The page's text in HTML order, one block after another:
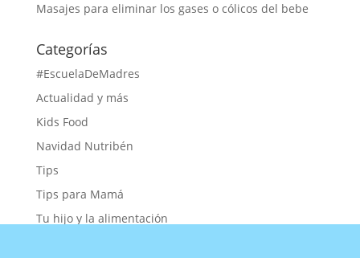
Masajes para eliminar los gases o cólicos del bebe
Categorías
#EscuelaDeMadres
Actualidad y más
Kids Food
Navidad Nutribén
Tips
Tips para Mamá
Tu hijo y la alimentación